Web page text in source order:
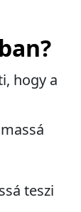
hogy a
teszi